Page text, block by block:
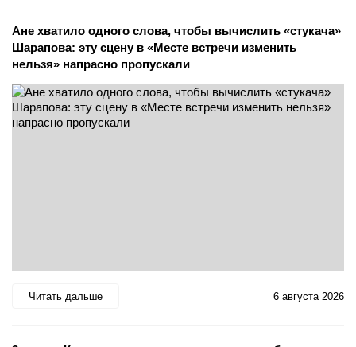
Ане хватило одного слова, чтобы вычислить «стукача»
Шарапова: эту сцену в «Месте встречи изменить
нельзя» напрасно пропускали
Читать дальше 6 августа 2026